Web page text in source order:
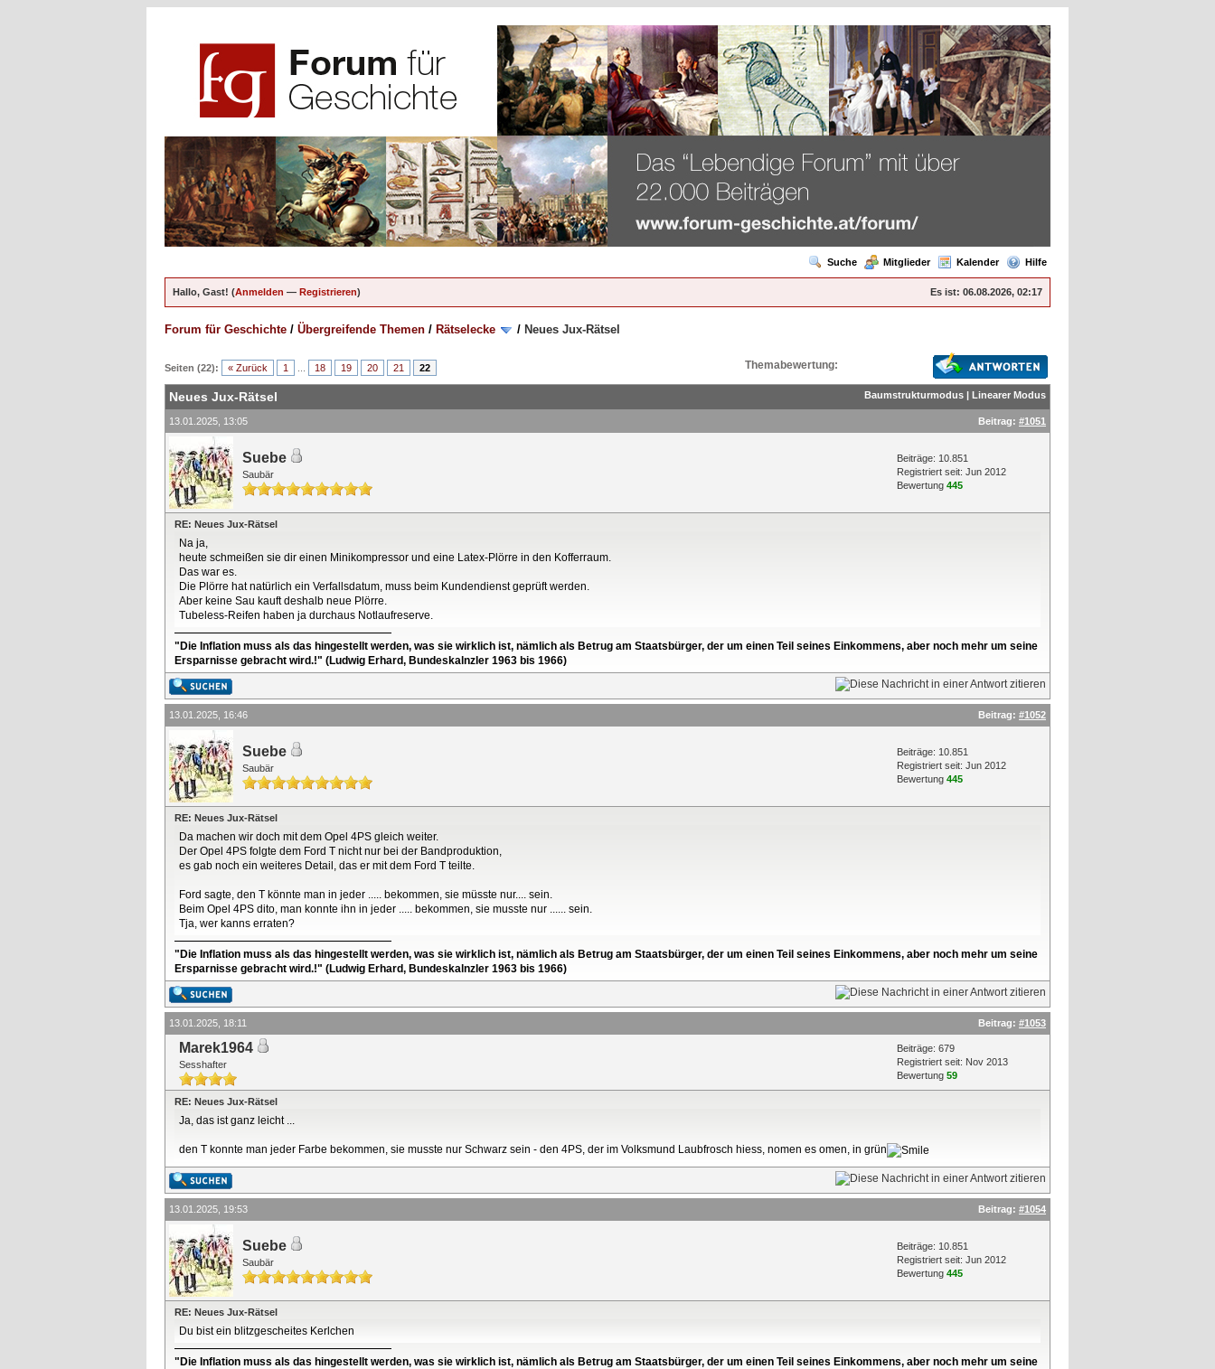
Suche Mitglieder Kalender Hilfe
Es ist: 06.08.2026, 02:17
Hallo, Gast! (Anmelden — Registrieren)
Forum für Geschichte / Übergreifende Themen / Rätselecke / Neues Jux-Rätsel
Seiten (22): « Zurück 1 18 19 20 21 22 Themabewertung:
Baumstrukturmodus | Linearer Modus
Neues Jux-Rätsel
13.01.2025, 13:05 Beitrag: #1051
Suebe
Saubär
Beiträge: 10.851
Registriert seit: Jun 2012
Bewertung 445
RE: Neues Jux-Rätsel
Na ja,
heute schmeißen sie dir einen Minikompressor und eine Latex-Plörre in den Kofferraum.
Das war es.
Die Plörre hat natürlich ein Verfallsdatum, muss beim Kundendienst geprüft werden.
Aber keine Sau kauft deshalb neue Plörre.
Tubeless-Reifen haben ja durchaus Notlaufreserve.
"Die Inflation muss als das hingestellt werden, was sie wirklich ist, nämlich als Betrug am Staatsbürger, der um einen Teil seines Einkommens, aber noch mehr um seine
Ersparnisse gebracht wird.!" (Ludwig Erhard, Bundeskalnzler 1963 bis 1966)
13.01.2025, 16:46 Beitrag: #1052
Suebe
Saubär
Beiträge: 10.851
Registriert seit: Jun 2012
Bewertung 445
RE: Neues Jux-Rätsel
Da machen wir doch mit dem Opel 4PS gleich weiter.
Der Opel 4PS folgte dem Ford T nicht nur bei der Bandproduktion,
es gab noch ein weiteres Detail, das er mit dem Ford T teilte.
Ford sagte, den T könnte man in jeder ..... bekommen, sie müsste nur.... sein.
Beim Opel 4PS dito, man konnte ihn in jeder ..... bekommen, sie musste nur ...... sein.
Tja, wer kanns erraten?
"Die Inflation muss als das hingestellt werden, was sie wirklich ist, nämlich als Betrug am Staatsbürger, der um einen Teil seines Einkommens, aber noch mehr um seine
Ersparnisse gebracht wird.!" (Ludwig Erhard, Bundeskalnzler 1963 bis 1966)
13.01.2025, 18:11 Beitrag: #1053
Marek1964
Sesshafter
Beiträge: 679
Registriert seit: Nov 2013
Bewertung 59
RE: Neues Jux-Rätsel
Ja, das ist ganz leicht ...
den T konnte man jeder Farbe bekommen, sie musste nur Schwarz sein - den 4PS, der im Volksmund Laubfrosch hiess, nomen es omen, in grün
13.01.2025, 19:53 Beitrag: #1054
Suebe
Saubär
Beiträge: 10.851
Registriert seit: Jun 2012
Bewertung 445
RE: Neues Jux-Rätsel
Du bist ein blitzgescheites Kerlchen
"Die Inflation muss als das hingestellt werden, was sie wirklich ist, nämlich als Betrug am Staatsbürger, der um einen Teil seines Einkommens, aber noch mehr um seine